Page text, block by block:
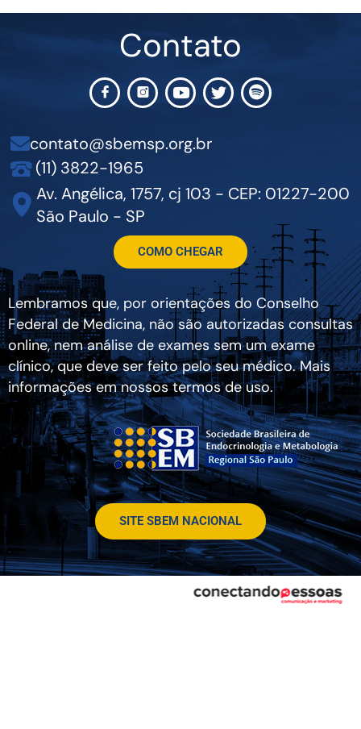
Contato
contato@sbemsp.org.br
(11) 3822-1965
Av. Angélica, 1757, cj 103 - CEP: 01227-200
São Paulo - SP
COMO CHEGAR
Lembramos que, por orientações do Conselho
Federal de Medicina, não são autorizadas consultas
online, nem análise de exames sem um exame
clínico, que deve ser feito pelo seu médico. Mais
informações em nossos termos de uso.
SITE SBEM NACIONAL